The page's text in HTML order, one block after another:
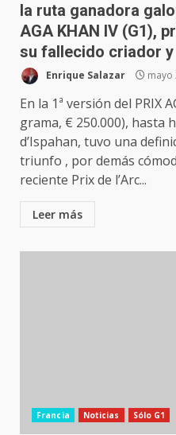
la ruta ganadora
AGA KHAN IV (G1),
su fallecido criador
Enrique Salazar mayo
En la 1ª versión del PRIX
grama, € 250.000), hasta
d’Ispahan, tuvo una
triunfo , por demás
reciente Prix de l’Arc...
Leer más
Francia Noticias Sólo G1